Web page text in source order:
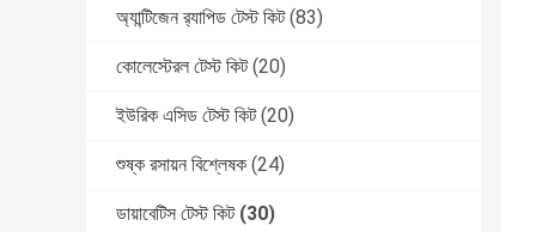
অ্যান্টিজেন র‌্যাপিড টেস্ট কিট (83)
কোলেস্টেরল টেস্ট কিট (20)
ইউরিক এসিড টেস্ট কিট (20)
শুষ্ক রসায়ন বিশ্লেষক (24)
ডায়াবেটিস টেস্ট কিট (30)